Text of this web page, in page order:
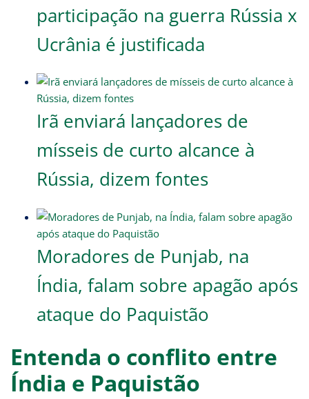
participação na guerra Rússia x
Ucrânia é justificada
Irã enviará lançadores de
mísseis de curto alcance à
Rússia, dizem fontes
Moradores de Punjab, na
Índia, falam sobre apagão após
ataque do Paquistão
Entenda o conflito entre
Índia e Paquistão